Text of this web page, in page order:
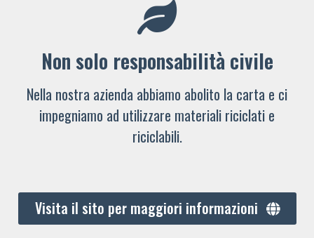
Non solo responsabilità civile
Nella nostra azienda abbiamo abolito la carta e ci
impegniamo ad utilizzare materiali riciclati e
riciclabili.
Visita il sito per maggiori informazioni